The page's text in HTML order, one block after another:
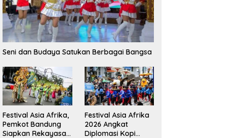
Seni dan Budaya Satukan Berbagai Bangsa
Festival Asia Afrika,
Pemkot Bandung
Siapkan Rekayasa
Festival Asia Afrika
2026 Angkat
Diplomasi Kopi